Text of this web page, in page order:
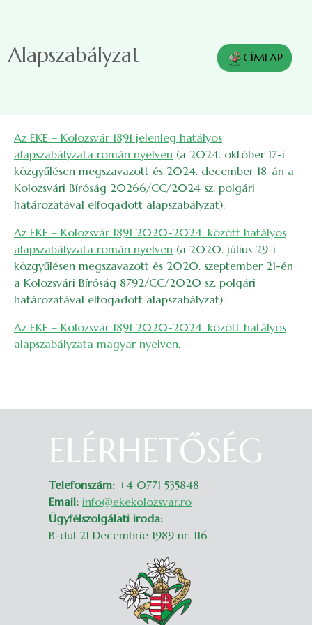
Alapszabályzat CÍMLAP
Az EKE – Kolozsvár 1891 jelenleg hatályos
alapszabályzata román nyelven (a 2024. október 17-i
közgyűlésen megszavazott és 2024. december 18-án a
Kolozsvári Bíróság 20266/CC/2024 sz. polgári
határozatával elfogadott alapszabályzat).
Az EKE – Kolozsvár 1891 2020-2024. között hatályos
alapszabályzata román nyelven (a 2020. július 29-i
közgyűlésen megszavazott és 2020. szeptember 21-én
a Kolozsvári Bíróság 8792/CC/2020 sz. polgári
határozatával elfogadott alapszabályzat).
Az EKE – Kolozsvár 1891 2020-2024. között hatályos
alapszabályzata magyar nyelven.
ELÉRHETŐSÉG
Telefonszám: +4 0771 535848
Email: info@ekekolozsvar.ro
Ügyfélszolgálati iroda:
B-dul 21 Decembrie 1989 nr. 116